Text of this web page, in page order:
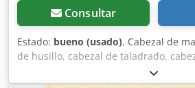
Consultar
Estado: bueno (usado), Cabezal de
de husillo, cabezal de taladrado,
cabezal de ranurado, cabezal
cabezal de mandrinado, herramienta